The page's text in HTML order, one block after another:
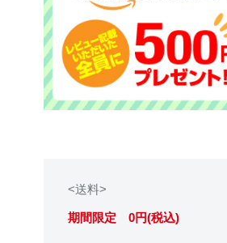
<送料>
期間限定 0円(税込)